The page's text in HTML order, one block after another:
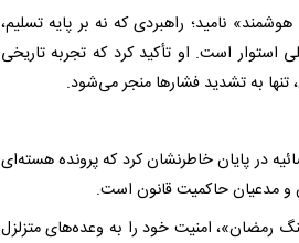
نامید؛ راهبردی که نه بر پایه تسلیم،
استوار است. او تأکید کرد که تجربه تاریخی
تنها به تشدید فشارها منجر می‌شود.
در پایان خاطرنشان کرد که پرونده هسته‌ای
و مدعیان حاکمیت قانون است.
رمضان»، امنیت خود را به وعده‌های متزلزل